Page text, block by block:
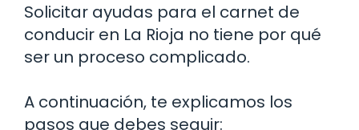
Solicitar ayudas para el carnet de
conducir en La Rioja no tiene por qué
ser un proceso complicado.
A continuación, te explicamos los
pasos que debes seguir: